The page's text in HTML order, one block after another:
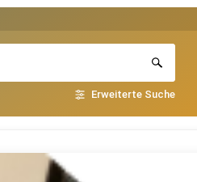
Erweiterte Suche